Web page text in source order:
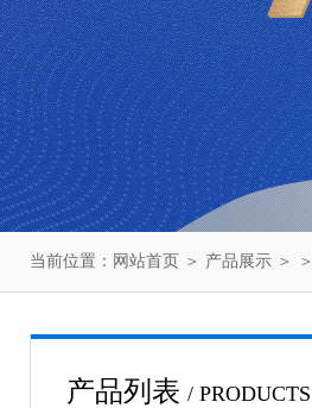
当前位置： 网站首页 ＞ 产品展示 ＞ ＞
产品列表 / PRODUCTS